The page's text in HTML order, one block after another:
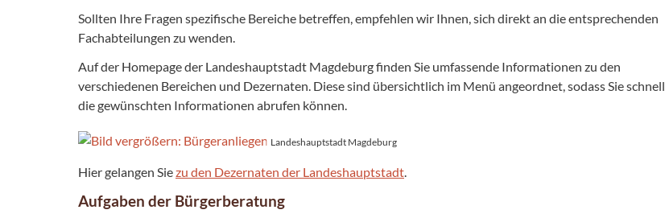
Sollten Ihre Fragen spezifische Bereiche betreffen, empfehlen wir Ihnen, sich direkt an die entsprechenden
Fachabteilungen zu wenden.
Auf der Homepage der Landeshauptstadt Magdeburg finden Sie umfassende Informationen zu den
verschiedenen Bereichen und Dezernaten. Diese sind übersichtlich im Menü angeordnet, sodass Sie schnell
die gewünschten Informationen abrufen können.
Landeshauptstadt Magdeburg
Hier gelangen Siezu den Dezernaten der Landeshauptstadt
Aufgaben der Bürgerberatung